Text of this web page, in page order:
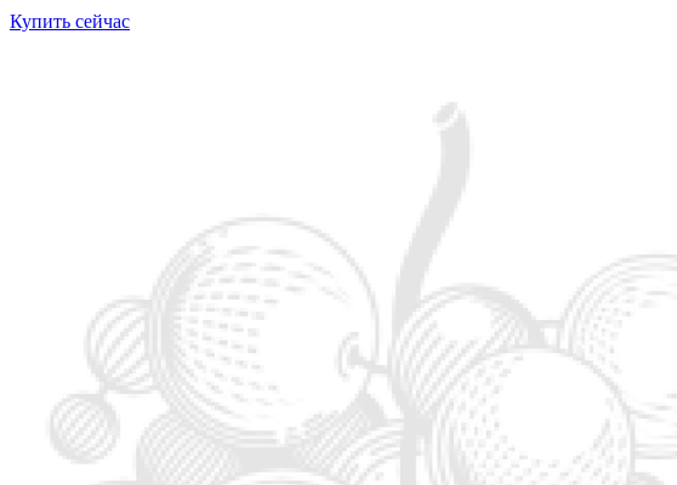
Купить сейчас